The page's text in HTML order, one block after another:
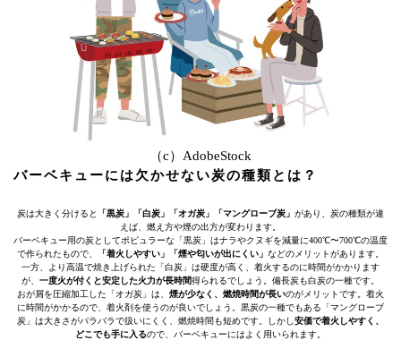
（c）AdobeStock
バーベキューには欠かせない炭の種類とは？
炭は大きく分けると 「黒炭」「白炭」「オガ炭」「マングローブ炭」 があり、炭の種類が違
えば、燃え方や煙の出方が変わります。
バーベキュー用の炭としてポピュラーな「黒炭」はナラやクヌギを減量に400℃〜700℃の温度
で作られたもので、
「着火しやすい」「煙や匂いが出にくい」 などのメリットがあります。
一方、より高温で焼き上げられた「白炭」は硬度が高く、着火するのに時間がかかります
が、 一度火が付くと安定した火力が長時間得られるでしょう。備長炭も白炭の一種です。
おが屑を圧縮加工した「オガ炭」は、 煙が少なく、燃焼時間が長いのがメリットです。着火
に時間がかかるので、着火剤を使うのが良いでしょう。黒炭の一種でもある「マングローブ
炭」は大きさがバラバラで扱いにくく、燃焼時間も短めです。しかし安価で着火しやすく、
どこでも手に入るので、バーベキューにはよく用いられます。